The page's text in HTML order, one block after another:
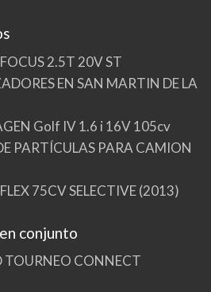
2.5T 20V ST
EN SAN MARTIN DE LA
Golf IV 1.6 i 16V 105cv
PARTÍCULAS PARA CAMION
75CV SELECTIVE (2013)
conjunto
TOURNEO CONNECT